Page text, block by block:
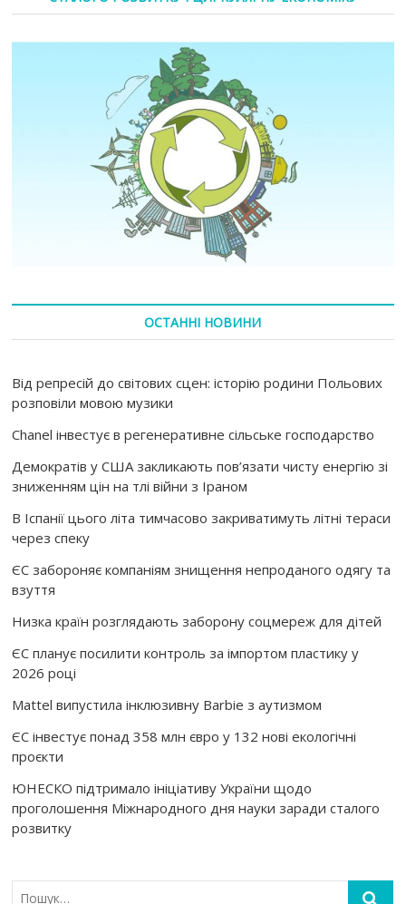
ОСТАННІ НОВИНИ
Від репресій до світових сцен: історію родини Польових
розповіли мовою музики
Chanel інвестує в регенеративне сільське господарство
Демократів у США закликають пов’язати чисту енергію зі
зниженням цін на тлі війни з Іраном
В Іспанії цього літа тимчасово закриватимуть літні тераси
через спеку
ЄС забороняє компаніям знищення непроданого одягу та
взуття
Низка країн розглядають заборону соцмереж для дітей
ЄС планує посилити контроль за імпортом пластику у
2026 році
Mattel випустила інклюзивну Barbie з аутизмом
ЄС інвестує понад 358 млн євро у 132 нові екологічні
проєкти
ЮНЕСКО підтримало ініціативу України щодо
проголошення Міжнародного дня науки заради сталого
розвитку